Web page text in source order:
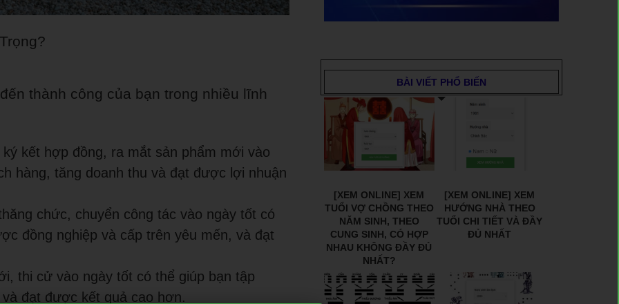
thành công của bạn trong nhiều lĩnh
kết hợp đồng, ra mắt sản phẩm mới vào
hàng, tăng doanh thu và đạt được lợi nhuận
chức, chuyển công tác vào ngày tốt có
đồng nghiệp và cấp trên yêu mến, và đạt
thi cử vào ngày tốt có thể giúp bạn tập
đạt được kết quả cao hơn.
BÀI VIẾT PHỔ BIẾN
[XEM ONLINE] XEM
TUỔI VỢ CHỒNG THEO
NĂM SINH, THEO
CUNG SINH, CÓ HỢP
NHAU KHÔNG ĐẦY ĐỦ
NHẤT?
[XEM ONLINE] XEM
HƯỚNG NHÀ THEO
TUỔI CHI TIẾT VÀ ĐẦY
ĐỦ NHẤT